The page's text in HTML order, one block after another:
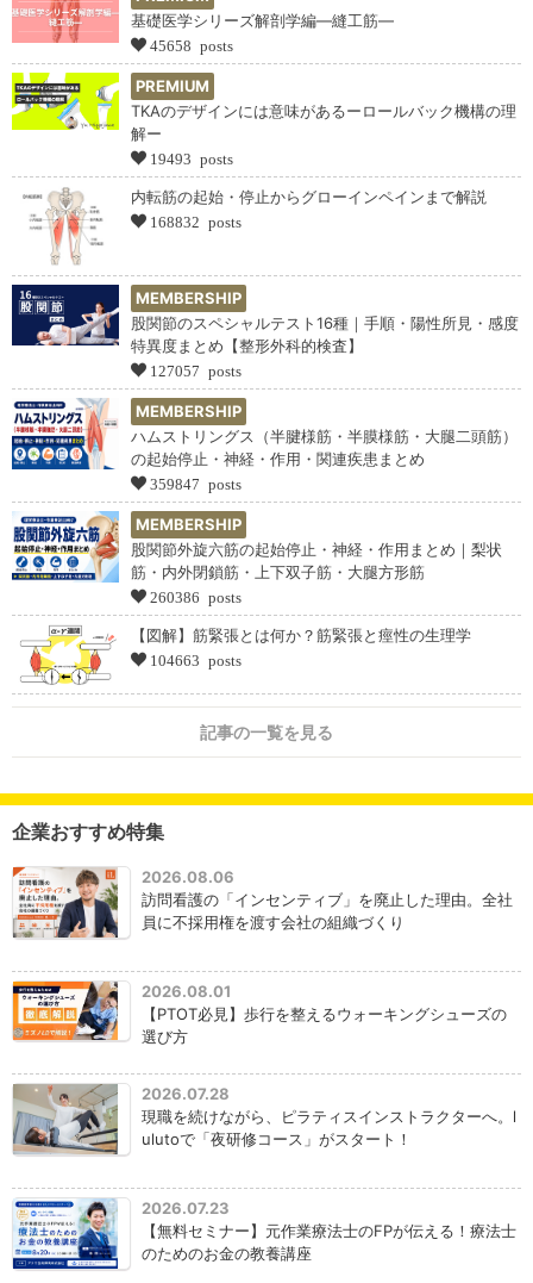
基礎医学シリーズ解剖学編―縫工筋―
45658 posts
PREMIUM
TKAのデザインには意味があるーロールバック機構の理
解ー
19493 posts
内転筋の起始・停止からグローインペインまで解説
168832 posts
MEMBERSHIP
股関節のスペシャルテスト16種｜手順・陽性所見・感度
特異度まとめ【整形外科的検査】
127057 posts
MEMBERSHIP
ハムストリングス（半腱様筋・半膜様筋・大腿二頭筋）
の起始停止・神経・作用・関連疾患まとめ
359847 posts
MEMBERSHIP
股関節外旋六筋の起始停止・神経・作用まとめ｜梨状
筋・内外閉鎖筋・上下双子筋・大腿方形筋
260386 posts
【図解】筋緊張とは何か？筋緊張と痙性の生理学
104663 posts
記事の一覧を見る
企業おすすめ特集
2026.08.06
訪問看護の「インセンティブ」を廃止した理由。全社
員に不採用権を渡す会社の組織づくり
2026.08.01
【PTOT必見】歩行を整えるウォーキングシューズの
選び方
2026.07.28
現職を続けながら、ピラティスインストラクターへ。l
ulutoで「夜研修コース」がスタート！
2026.07.23
【無料セミナー】元作業療法士のFPが伝える！療法士
のためのお金の教養講座